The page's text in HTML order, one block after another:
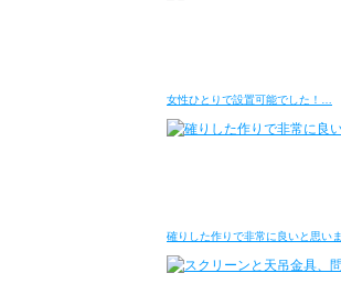
女性ひとりで設置可能でした！…
確りした作りで非常に良いと思い